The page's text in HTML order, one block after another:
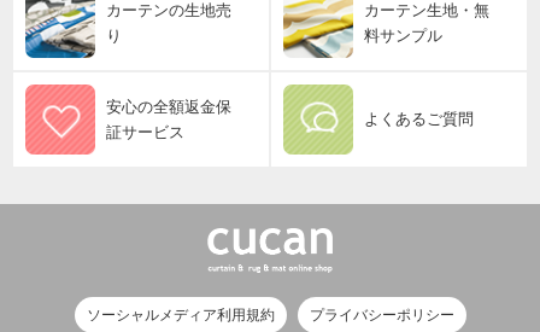
カーテンの生地売
り
カーテン生地・無
料サンプル
安心の全額返金保
証サービス
よくあるご質問
ソーシャルメディア利用規約 プライバシーポリシー